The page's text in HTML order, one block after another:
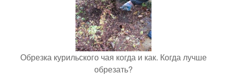
Обрезка курильского чая когда и как. Когда лучше
обрезать?